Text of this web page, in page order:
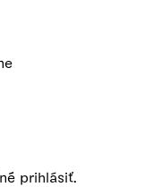
prihlásiť.